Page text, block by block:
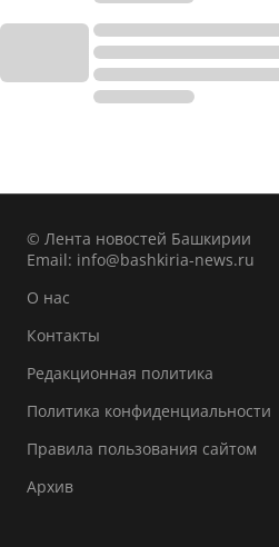
© Лента новостей Башкирии
Email: info@bashkiria-news.ru
О нас
Контакты
Редакционная политика
Политика конфиденциальности
Правила пользования сайтом
Архив